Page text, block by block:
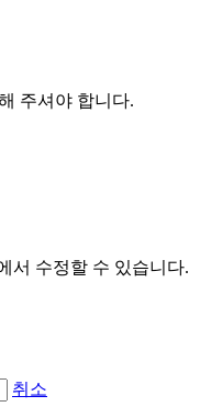
주셔야 합니다.
서 수정할 수 있습니다.
취소